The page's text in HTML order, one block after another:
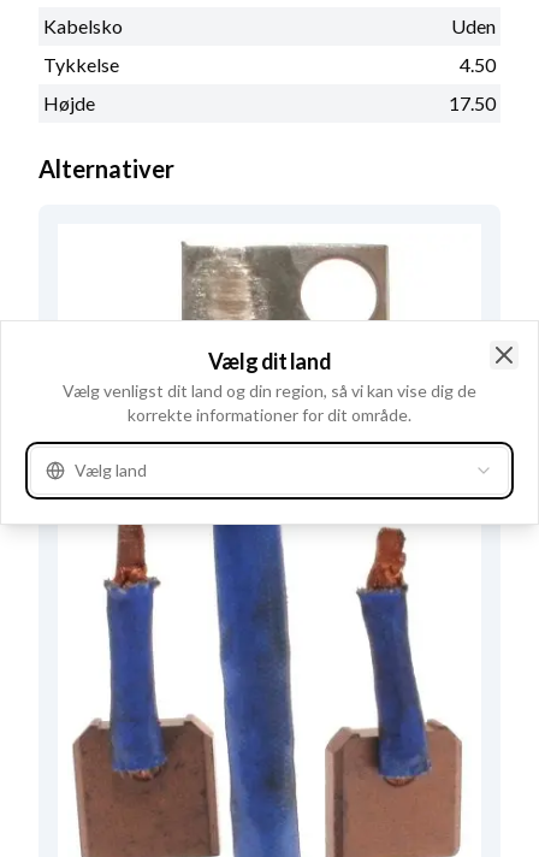
Kabelsko
Uden
Tykkelse
4.50
Højde
17.50
Alternativer
Vælg dit land
Vælg venligst dit land og din region, så vi kan vise dig de
korrekte informationer for dit område.
Vælg land